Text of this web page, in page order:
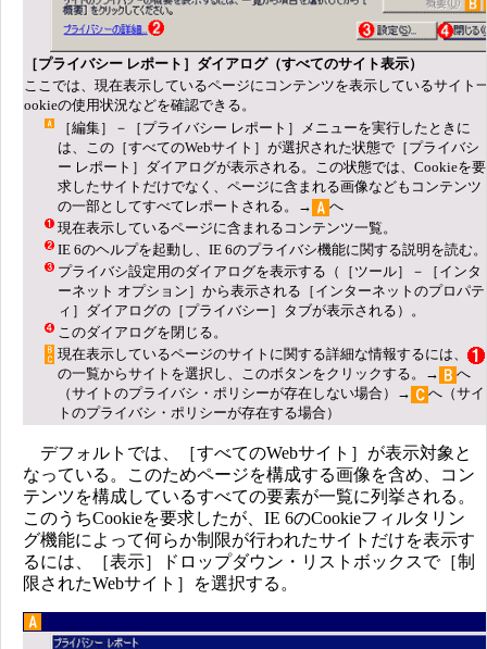
［プライバシー レポート］ダイアログ（すべてのサイト表示）
ここでは、現在表示しているページにコンテンツを表示しているサイト
ookieの使用状況などを確認できる。
［編集］－［プライバシー レポート］メニューを実行したときに
は、この［すべてのWebサイト］が選択された状態で［プライバシ
ー レポート］ダイアログが表示される。この状態では、Cookieを要
求したサイトだけでなく、ページに含まれる画像などもコンテンツ
の一部としてすべてレポートされる。→
へ
現在表示しているページに含まれるコンテンツ一覧。
IE 6のヘルプを起動し、IE 6のプライバシ機能に関する説明を読む。
プライバシ設定用のダイアログを表示する（［ツール］－［インタ
ーネット オプション］から表示される［インターネットのプロパテ
ィ］ダイアログの［プライバシー］タブが表示される）。
このダイアログを閉じる。
現在表示しているページのサイトに関する詳細な情報するには、
の一覧からサイトを選択し、このボタンをクリックする。→
へ
（サイトのプライバシ・ポリシーが存在しない場合）→
へ（サイ
トのプライバシ・ポリシーが存在する場合）
デフォルトでは、［すべてのWebサイト］が表示対象と
なっている。このためページを構成する画像を含め、コン
テンツを構成しているすべての要素が一覧に列挙される。
このうちCookieを要求したが、IE 6のCookieフィルタリン
グ機能によって何らか制限が行われたサイトだけを表示す
るには、［表示］ドロップダウン・リストボックスで［制
限されたWebサイト］を選択する。